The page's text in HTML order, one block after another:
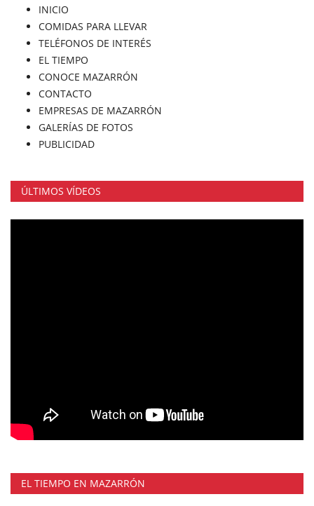
INICIO
COMIDAS PARA LLEVAR
TELÉFONOS DE INTERÉS
EL TIEMPO
CONOCE MAZARRÓN
CONTACTO
EMPRESAS DE MAZARRÓN
GALERÍAS DE FOTOS
PUBLICIDAD
ÚLTIMOS VÍDEOS
EL TIEMPO EN MAZARRÓN